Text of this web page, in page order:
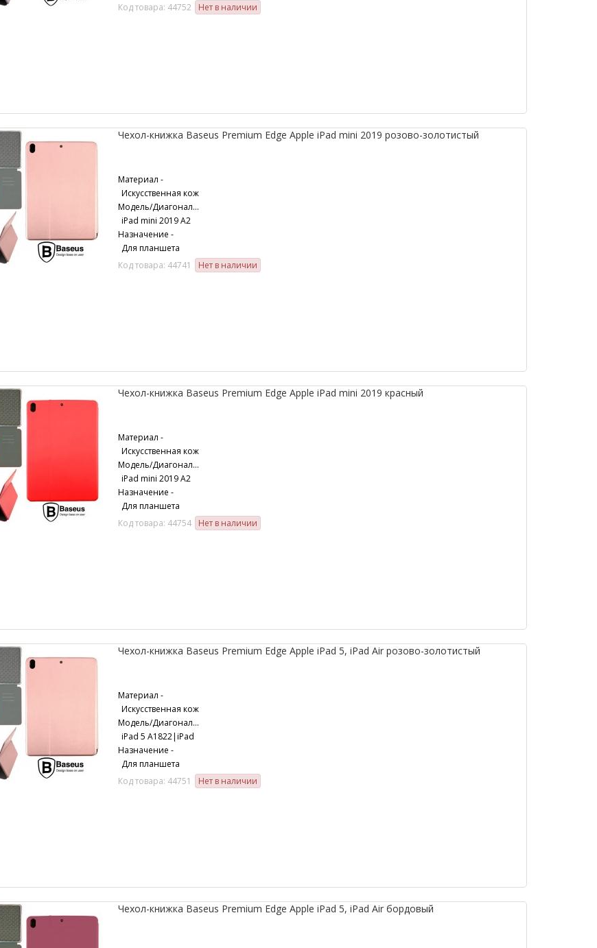
Код товара: 44752
Нет в наличии
Чехол-книжка Baseus Premium Edge Apple iPad mini 2019 розово-золотистый
Материал -
Искусственная кож
Модель/Диагональ -
iPad mini 2019 A2
Назначение -
Для планшета
Код товара: 44741
Нет в наличии
Чехол-книжка Baseus Premium Edge Apple iPad mini 2019 красный
Материал -
Искусственная кож
Модель/Диагональ -
iPad mini 2019 A2
Назначение -
Для планшета
Код товара: 44754
Нет в наличии
Чехол-книжка Baseus Premium Edge Apple iPad 5, iPad Air розово-золотистый
Материал -
Искусственная кож
Модель/Диагональ -
iPad 5 A1822|iPad
Назначение -
Для планшета
Код товара: 44751
Нет в наличии
Чехол-книжка Baseus Premium Edge Apple iPad 5, iPad Air бордовый